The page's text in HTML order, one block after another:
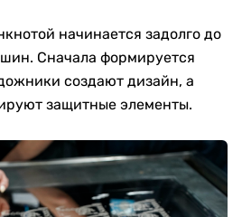
начинается задолго до
Сначала формируется
создают дизайн, а
защитные элементы.